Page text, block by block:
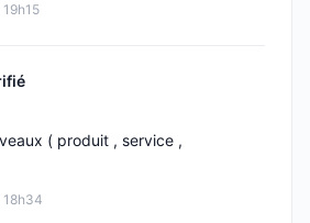
18h34
( produit , service ,